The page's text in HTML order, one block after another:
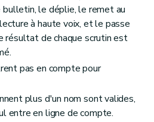
bulletin, le déplie, le remet au
à haute voix, et le passe
résultat de chaque scrutin est
pas en compte pour
plus d'un nom sont valides,
entre en ligne de compte.